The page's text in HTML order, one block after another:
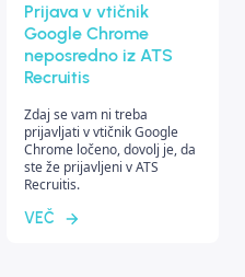
Prijava v vtičnik
Google Chrome
neposredno iz ATS
Recruitis
Zdaj se vam ni treba
prijavljati v vtičnik Google
Chrome ločeno, dovolj je, da
ste že prijavljeni v ATS
Recruitis.
VEČ